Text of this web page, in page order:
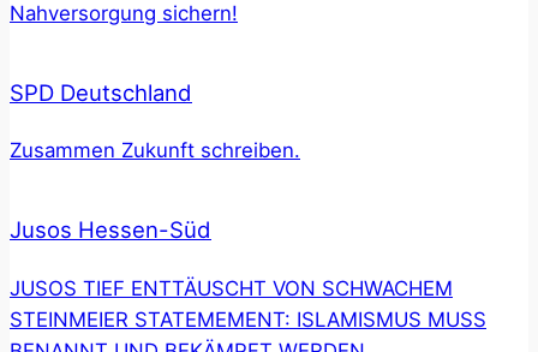
Nahversorgung sichern!
SPD Deutschland
Zusammen Zukunft schreiben.
Jusos Hessen-Süd
JUSOS TIEF ENTTÄUSCHT VON SCHWACHEM
STEINMEIER STATEMEMENT: ISLAMISMUS MUSS